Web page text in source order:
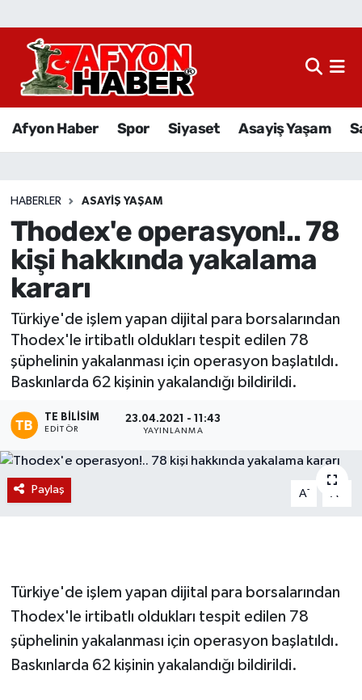
Afyon Haber Spor Siyaset Asayiş Yaşam
HABERLER ASAYIŞ YAŞAM
Thodex'e operasyon!.. 78
kişi hakkında yakalama
kararı
Türkiye'de işlem yapan dijital para borsalarından
Thodex'le irtibatlı oldukları tespit edilen 78
şüphelinin yakalanması için operasyon başlatıldı.
Baskınlarda 62 kişinin yakalandığı bildirildi.
TE BILISIM
EDITÖR
23.04.2021 - 11:43
YAYINLANMA
Paylaş A- A
Türkiye'de işlem yapan dijital para borsalarından
Thodex'le irtibatlı oldukları tespit edilen 78
şüphelinin yakalanması için operasyon başlatıldı.
Baskınlarda 62 kişinin yakalandığı bildirildi.
Afyon Haber
Sağlık
Eğitim
Ekonomi
Magazin
Etkinlikler